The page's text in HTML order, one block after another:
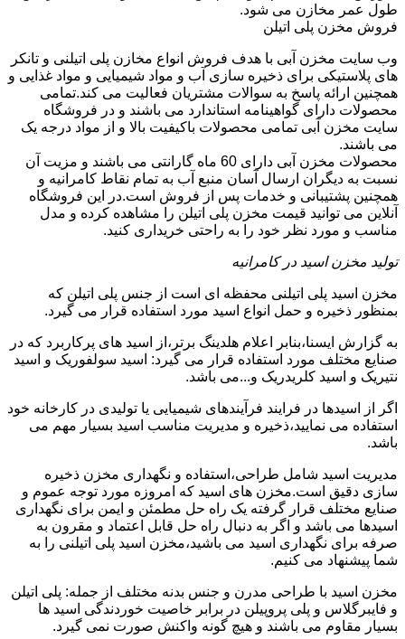
طول عمر مخازن می شود.
فروش مخزن پلی اتیلن
وب سایت مخزن آبی با هدف فروش انواع مخازن پلی اتیلنی و تانکر
های پلاستیکی برای ذخیره سازی آب و مواد شیمیایی و مواد غذایی و
همچنین ارائه پاسخ به سوالات مشتریان فعالیت می کند.تمامی
محصولات دارای گواهینامه استاندارد می باشند و در فروشگاه
سایت مخزن آبی تمامی محصولات باکیفیت بالا و از مواد درجه یک
می باشند.
محصولات مخزن آبی دارای 60 ماه گارانتی می باشند و مزیت آن
نسبت به دیگران ارسال آسان منبع آب به تمام نقاط کامرانیه و
همچنین پشتیبانی و خدمات پس از فروش است.در این فروشگاه
آنلاین می توانید قیمت مخزن پلی اتیلن را مشاهده کرده و مدل
مناسب و مورد نظر خود را به راحتی خریداری کنید.
تولید مخزن اسید در کامرانیه
مخزن اسید پلی اتیلنی محفظه ای است از جنس پلی اتیلن که
بمنظور ذخیره و حمل انواع اسید مورد استفاده قرار می گیرد.
به گزارش ایسنا،بنابر اعلام هلدینگ برتر،از اسید های پرکاربرد که در
صنایع مختلف مورد استفاده قرار می گیرد: اسید سولفوریک و اسید
نتیریک و اسید کلریدریک و...می باشد.
اگر از اسیدها در فرایند فرآیندهای شیمیایی یا تولیدی در کارخانه خود
استفاده می نمایید،ذخیره و مدیریت مناسب اسید بسیار مهم می
باشد.
مدیریت اسید شامل طراحی،استفاده و نگهداری مخزن ذخیره
سازی دقیق است.مخزن های اسید که امروزه مورد توجه عموم و
صنایع مختلف قرار گرفته یک راه حل مطمئن و ایمن برای نگهداری
اسیدها می باشد و اگر به دنبال راه حل قابل اعتماد و مقرون به
صرفه برای نگهداری اسید می باشید،مخزن اسید پلی اتیلنی را به
شما پیشنهاد می کنیم.
مخزن اسید با طراحی مدرن و جنس بدنه مختلف از جمله: پلی اتیلن
و فایبرگلاس و پلی پروپیلن در برابر خاصیت خوردندگی اسید ها
بسیار مقاوم می باشند و هیچ گونه واکنش صورت نمی گیرد.